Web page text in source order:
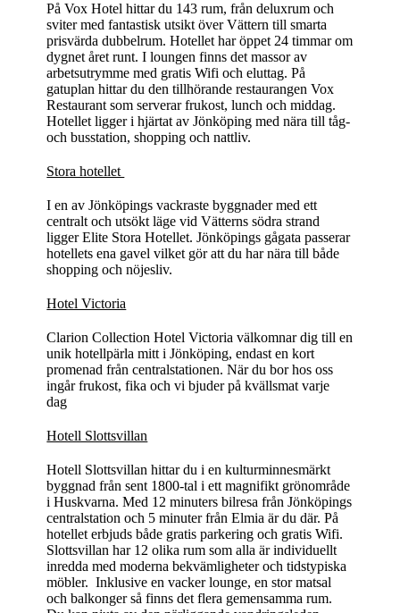
På Vox Hotel hittar du 143 rum, från deluxrum och
sviter med fantastisk utsikt över Vättern till smarta
prisvärda dubbelrum. Hotellet har öppet 24 timmar om
dygnet året runt. I loungen finns det massor av
arbetsutrymme med gratis Wifi och eluttag. På
gatuplan hittar du den tillhörande restaurangen Vox
Restaurant som serverar frukost, lunch och middag.
Hotellet ligger i hjärtat av Jönköping med nära till tåg-
och busstation, shopping och nattliv.
Stora hotellet
I en av Jönköpings vackraste byggnader med ett
centralt och utsökt läge vid Vätterns södra strand
ligger Elite Stora Hotellet. Jönköpings gågata passerar
hotellets ena gavel vilket gör att du har nära till både
shopping och nöjesliv.
Hotel Victoria
Clarion Collection Hotel Victoria välkomnar dig till en
unik hotellpärla mitt i Jönköping, endast en kort
promenad från centralstationen. När du bor hos oss
ingår frukost, fika och vi bjuder på kvällsmat varje
dag
Hotell Slottsvillan
Hotell Slottsvillan hittar du i en kulturminnesmärkt
byggnad från sent 1800-tal i ett magnifikt grönområde
i Huskvarna. Med 12 minuters bilresa från Jönköpings
centralstation och 5 minuter från Elmia är du där. På
hotellet erbjuds både gratis parkering och gratis Wifi.
Slottsvillan har 12 olika rum som alla är individuellt
inredda med moderna bekvämligheter och tidstypiska
möbler. Inklusive en vacker lounge, en stor matsal
och balkonger så finns det flera gemensamma rum.